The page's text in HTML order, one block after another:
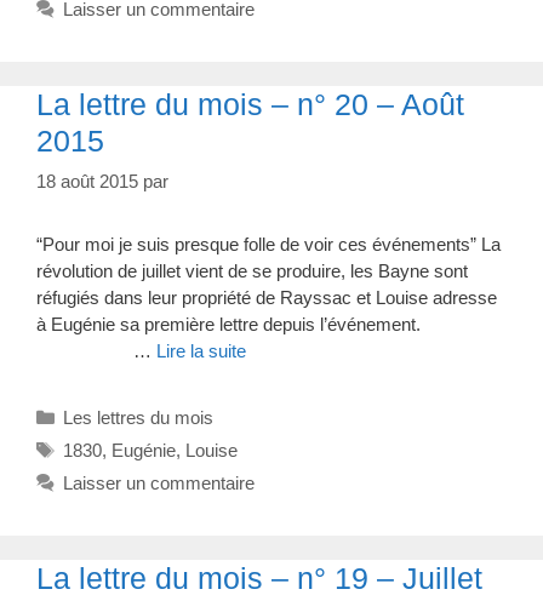
Laisser un commentaire
La lettre du mois – n° 20 – Août
2015
18 août 2015 par
“Pour moi je suis presque folle de voir ces événements” La
révolution de juillet vient de se produire, les Bayne sont
réfugiés dans leur propriété de Rayssac et Louise adresse
à Eugénie sa première lettre depuis l’événement.
… Lire la suite
Catégories
Les lettres du mois
Étiquettes
1830, Eugénie, Louise
Laisser un commentaire
La lettre du mois – n° 19 – Juillet